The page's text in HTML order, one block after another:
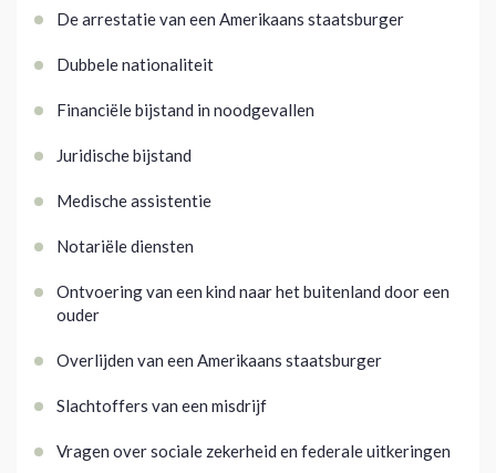
De arrestatie van een Amerikaans staatsburger
Dubbele nationaliteit
Financiële bijstand in noodgevallen
Juridische bijstand
Medische assistentie
Notariële diensten
Ontvoering van een kind naar het buitenland door een
ouder
Overlijden van een Amerikaans staatsburger
Slachtoffers van een misdrijf
Vragen over sociale zekerheid en federale uitkeringen